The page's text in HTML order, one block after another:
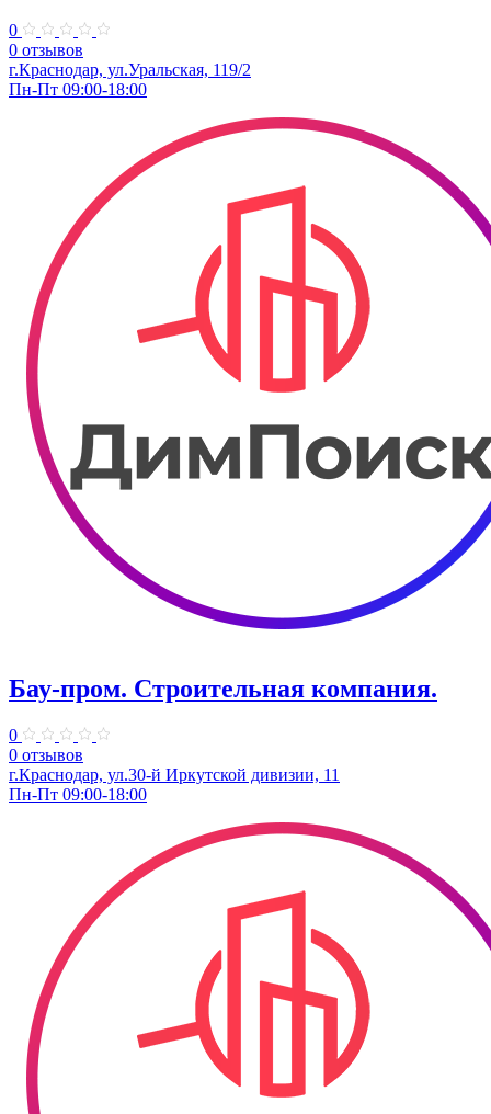
0
0 отзывов
г.Краснодар, ул.Уральская, 119/2
Пн-Пт 09:00-18:00
Бау-пром. Строительная компания.
0
0 отзывов
г.Краснодар, ул.30-й Иркутской дивизии, 11
Пн-Пт 09:00-18:00